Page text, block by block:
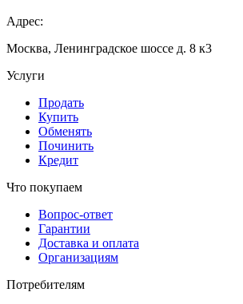
Адрес:
Москва, Ленинградское шоссе д. 8 к3
Услуги
Продать
Купить
Обменять
Починить
Кредит
Что покупаем
Вопрос-ответ
Гарантии
Доставка и оплата
Организациям
Потребителям